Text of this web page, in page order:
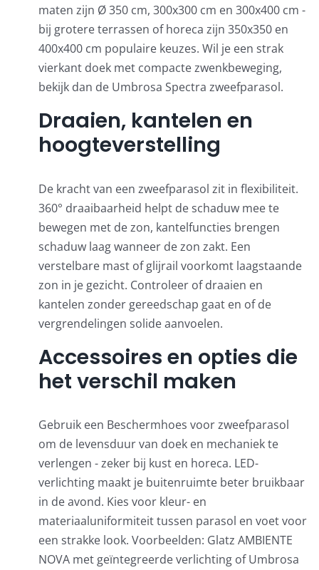
maten zijn Ø 350 cm, 300x300 cm en 300x400 cm -
bij grotere terrassen of horeca zijn 350x350 en
400x400 cm populaire keuzes. Wil je een strak
vierkant doek met compacte zwenkbeweging,
bekijk dan de Umbrosa Spectra zweefparasol.
Draaien, kantelen en
hoogteverstelling
De kracht van een zweefparasol zit in flexibiliteit.
360° draaibaarheid helpt de schaduw mee te
bewegen met de zon, kantelfuncties brengen
schaduw laag wanneer de zon zakt. Een
verstelbare mast of glijrail voorkomt laagstaande
zon in je gezicht. Controleer of draaien en
kantelen zonder gereedschap gaat en of de
vergrendelingen solide aanvoelen.
Accessoires en opties die
het verschil maken
Gebruik een Beschermhoes voor zweefparasol
om de levensduur van doek en mechaniek te
verlengen - zeker bij kust en horeca. LED-
verlichting maakt je buitenruimte beter bruikbaar
in de avond. Kies voor kleur- en
materiaaluniformiteit tussen parasol en voet voor
een strakke look. Voorbeelden: Glatz AMBIENTE
NOVA met geïntegreerde verlichting of Umbrosa